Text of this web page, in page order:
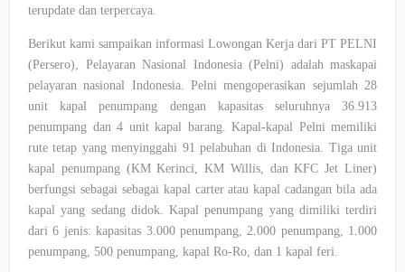
terupdate dan terpercaya.
Berikut kami sampaikan informasi Lowongan Kerja dari PT PELNI
(Persero), Pelayaran Nasional Indonesia (Pelni) adalah maskapai
pelayaran nasional Indonesia. Pelni mengoperasikan sejumlah 28
unit kapal penumpang dengan kapasitas seluruhnya 36.913
penumpang dan 4 unit kapal barang. Kapal-kapal Pelni memiliki
rute tetap yang menyinggahi 91 pelabuhan di Indonesia. Tiga unit
kapal penumpang (KM Kerinci, KM Willis, dan KFC Jet Liner)
berfungsi sebagai sebagai kapal carter atau kapal cadangan bila ada
kapal yang sedang didok. Kapal penumpang yang dimiliki terdiri
dari 6 jenis: kapasitas 3.000 penumpang, 2.000 penumpang, 1.000
penumpang, 500 penumpang, kapal Ro-Ro, dan 1 kapal feri.